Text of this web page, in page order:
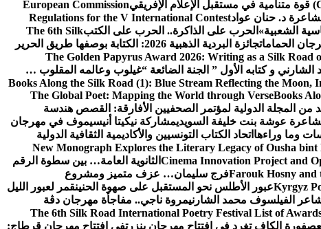
European Commission
د. حنان عوادRegulations for the V International Contest
الشعبية» الحرب على الذاكرة.. الحرب على الكتبThe 6th Silk
الحمامات
جائزة البردية الذهبية 2026: الكتابة بوصفها طريق الحرير
The Golden Papyrus Award 2026: Writing as a Silk Road
و كتابه الأول ” الجنة الضائعة “غيلوب وعالمه المقلوب …
Books Along the Silk Road (1): Blue Stream Reflecting the
The Global Poet: Mapping the World through VerseBooks
من المجلة الدولية لمؤتمر الصحفيين الأفارقة: القصص هندسة
عوشة بنت خليفة السويديمشاركة نيكيتا أنيسيموف في مهرجان
وما وراءها اتحاد الكتاب التونسيين والأكاديمية الثقافية الدولية
New Monograph Explores the Literary Legacy of Ousha
Cinema Innovation Project and الثانوية العامة… بين سطوة الرقم
Farouk Hosny andفرج سليمان… عزف متميز ومشروع
Kyrgyzعبور الأطلس نحو المستقبل على صهوة الحنينقمر لعبور الليل
الفيلسوف محمد الشارنيمروة ناجي.. مفاجأة مهرجان دڨة
The 6th Silk Road International Poetry Festival List of
عصفورة الكاف تغرد في افتتاح مهرجان بنزرتفي افتتاح مهرجان قرطاج: